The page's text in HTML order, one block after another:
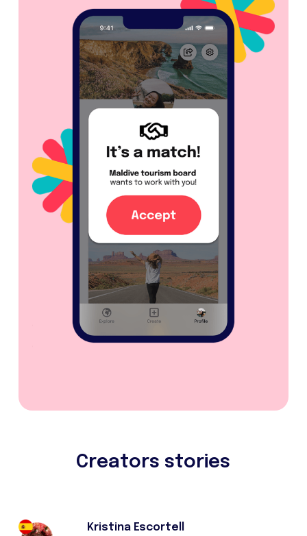
Creators stories
Kristina Escortell